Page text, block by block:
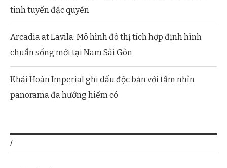
tinh tuyển đặc quyền
Arcadia at Lavila: Mô hình đô thị tích hợp định hình
chuẩn sống mới tại Nam Sài Gòn
Khải Hoàn Imperial ghi dấu độc bản với tầm nhìn
panorama đa hướng hiếm có
/